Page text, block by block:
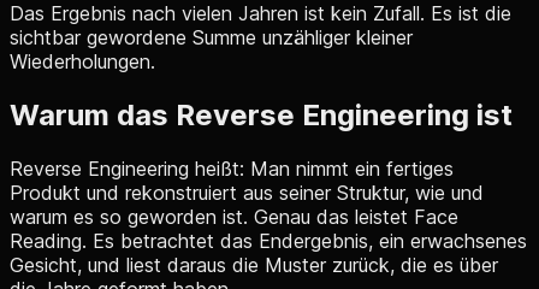
Das Ergebnis nach vielen Jahren ist kein Zufall. Es ist die
sichtbar gewordene Summe unzähliger kleiner
Wiederholungen.
Warum das Reverse Engineering ist
Reverse Engineering heißt: Man nimmt ein fertiges
Produkt und rekonstruiert aus seiner Struktur, wie und
warum es so geworden ist. Genau das leistet Face
Reading. Es betrachtet das Endergebnis, ein erwachsenes
Gesicht, und liest daraus die Muster zurück, die es über